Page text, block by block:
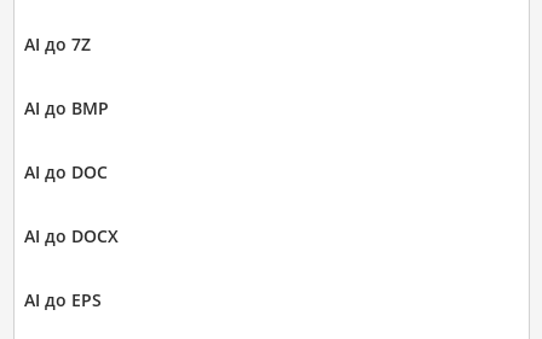
AI до 7Z
AI до BMP
AI до DOC
AI до DOCX
AI до EPS